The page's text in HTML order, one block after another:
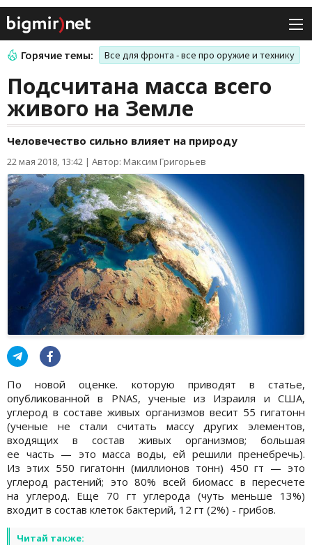
Горячие темы: Все для фронта - все про оружие и технику
Подсчитана масса всего
живого на Земле
Человечество сильно влияет на природу
22 мая 2018, 13:42 | Автор: Максим Григорьев
По новой оценке. которую приводят в статье,
опубликованной в PNAS, ученые из Израиля и США,
углерод в составе живых организмов весит 55 гигатонн
(ученые не стали считать массу других элементов,
входящих в состав живых организмов; большая
ее часть — это масса воды, ей решили пренебречь).
Из этих 550 гигатонн (миллионов тонн) 450 гт — это
углерод растений; это 80% всей биомасс в пересчете
на углерод. Еще 70 гт углерода (чуть меньше 13%)
входит в состав клеток бактерий, 12 гт (2%) - грибов.
Читай также: